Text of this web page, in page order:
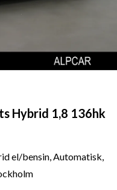
Hybrid 1,8 136hk
el/bensin, Automatisk,